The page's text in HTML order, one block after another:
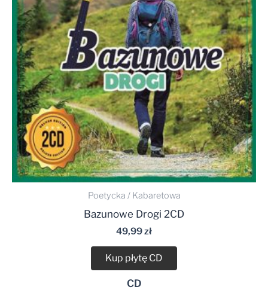
Poetycka / Kabaretowa
Bazunowe Drogi 2CD
49,99zł
Kup płytę CD
CD